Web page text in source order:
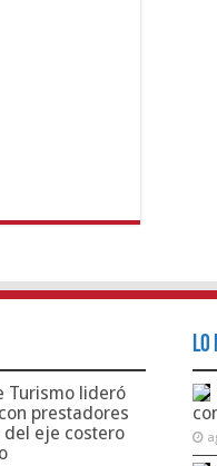
Turismo lideró
prestadores
del eje costero
Lo